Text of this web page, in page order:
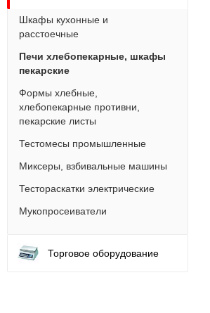
Шкафы кухонные и
расстоечные
Печи хлебопекарные, шкафы
пекарские
Формы хлебные,
хлебопекарные противни,
пекарские листы
Тестомесы промышленные
Миксеры, взбивальные машины
Тестораскатки электрические
Мукопросеиватели
Торговое оборудование